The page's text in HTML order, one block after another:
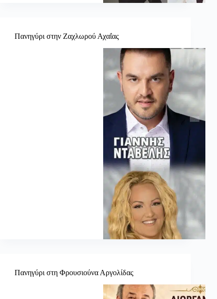
Πανηγύρι στην Ζαχλωρού Αχαΐας
Πανηγύρι στη Φρουσιούνα Αργολίδας